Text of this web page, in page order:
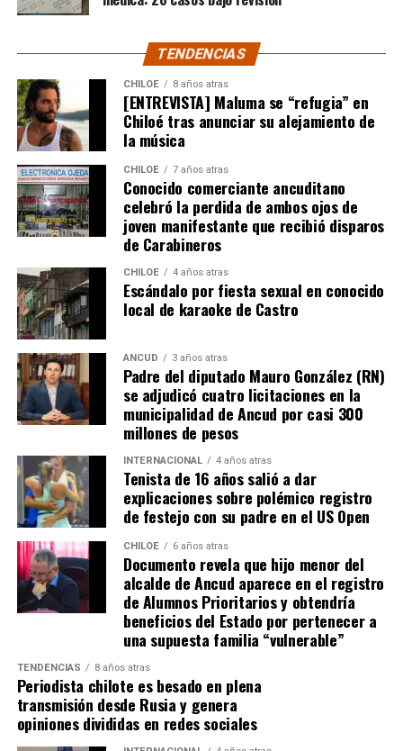
del humorista de Punta Arenas.
TENDENCIAS
CHILOE 8 años atras
[ENTREVISTA] Maluma se “refugia” en
Chiloé tras anunciar su alejamiento de
la música
CHILOE 7 años atras
Conocido comerciante ancuditano
celebró la perdida de ambos ojos de
joven manifestante que recibió disparos
de Carabineros
CHILOE 4 años atras
Escándalo por fiesta sexual en conocido
local de karaoke de Castro
ANCUD 3 años atras
Padre del diputado Mauro González (RN)
se adjudicó cuatro licitaciones en la
municipalidad de Ancud por casi 300
millones de pesos
INTERNACIONAL 4 años atras
Tenista de 16 años salió a dar
explicaciones sobre polémico registro
de festejo con su padre en el US Open
CHILOE 6 años atras
Documento revela que hijo menor del
alcalde de Ancud aparece en el registro
de Alumnos Prioritarios y obtendría
beneficios del Estado por pertenecer a
una supuesta familia “vulnerable”
TENDENCIAS 8 años atras
Periodista chilote es besado en plena
transmisión desde Rusia y genera
opiniones divididas en redes sociales